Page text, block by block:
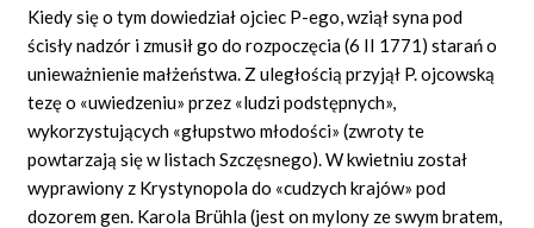
Kiedy się o tym dowiedział ojciec P-ego, wziął syna pod
ścisły nadzór i zmusił go do rozpoczęcia (6 II 1771) starań o
unieważnienie małżeństwa. Z uległością przyjął P. ojcowską
tezę o «uwiedzeniu» przez «ludzi podstępnych»,
wykorzystujących «głupstwo młodości» (zwroty te
powtarzają się w listach Szczęsnego). W kwietniu został
wyprawiony z Krystynopola do «cudzych krajów» pod
dozorem gen. Karola Brühla (jest on mylony ze swym bratem,